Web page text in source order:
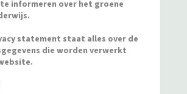
informeren over het groene
statement staat alles over de
die worden verwerkt